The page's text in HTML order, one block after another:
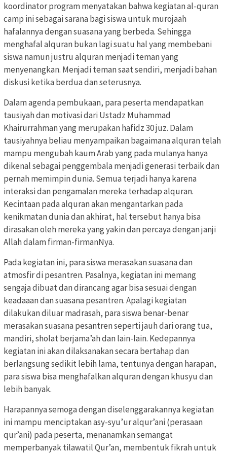
koordinator program menyatakan bahwa kegiatan al-quran
camp ini sebagai sarana bagi siswa untuk murojaah
hafalannya dengan suasana yang berbeda. Sehingga
menghafal alquran bukan lagi suatu hal yang membebani
siswa namun justru alquran menjadi teman yang
menyenangkan. Menjadi teman saat sendiri, menjadi bahan
diskusi ketika berdua dan seterusnya.
Dalam agenda pembukaan, para peserta mendapatkan
tausiyah dan motivasi dari Ustadz Muhammad
Khairurrahman yang merupakan hafidz 30 juz. Dalam
tausiyahnya beliau menyampaikan bagaimana alquran telah
mampu mengubah kaum Arab yang pada mulanya hanya
dikenal sebagai penggembala menjadi generasi terbaik dan
pernah memimpin dunia. Semua terjadi hanya karena
interaksi dan pengamalan mereka terhadap alquran.
Kecintaan pada alquran akan mengantarkan pada
kenikmatan dunia dan akhirat, hal tersebut hanya bisa
dirasakan oleh mereka yang yakin dan percaya dengan janji
Allah dalam firman-firmanNya.
Pada kegiatan ini, para siswa merasakan suasana dan
atmosfir di pesantren. Pasalnya, kegiatan ini memang
sengaja dibuat dan dirancang agar bisa sesuai dengan
keadaaan dan suasana pesantren. Apalagi kegiatan
dilakukan diluar madrasah, para siswa benar-benar
merasakan suasana pesantren seperti jauh dari orang tua,
mandiri, sholat berjama’ah dan lain-lain. Kedepannya
kegiatan ini akan dilaksanakan secara bertahap dan
berlangsung sedikit lebih lama, tentunya dengan harapan,
para siswa bisa menghafalkan alquran dengan khusyu dan
lebih banyak.
Harapannya semoga dengan diselenggarakannya kegiatan
ini mampu menciptakan asy-syu’ur alqur’ani (perasaan
qur’ani) pada peserta, menanamkan semangat
memperbanyak tilawatil Qur’an, membentuk fikrah untuk